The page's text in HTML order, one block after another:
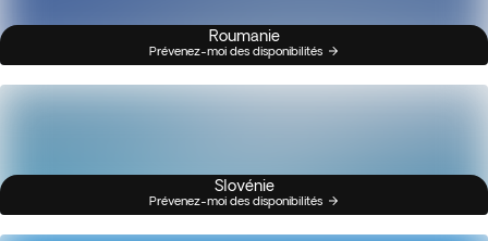
Roumanie
Prévenez-moi des disponibilités
Slovénie
Prévenez-moi des disponibilités